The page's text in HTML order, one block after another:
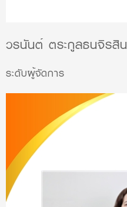
วรนันต์ ตระกูลธนจิรสิน
ระดับผู้จัดการ